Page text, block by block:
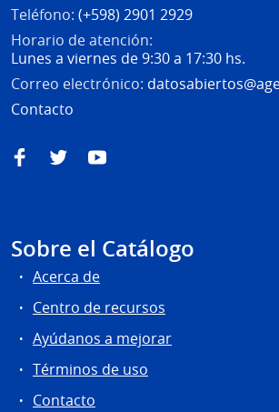
Teléfono: (+598) 2901 2929
Horario de atención:
Lunes a viernes de 9:30 a 17:30 hs.
Correo electrónico:
Contacto
FacebookTwitterYouTube
Sobre el Catálogo
Acerca de
Centro de recursos
Ayúdanos a mejorar
Términos de uso
Contacto